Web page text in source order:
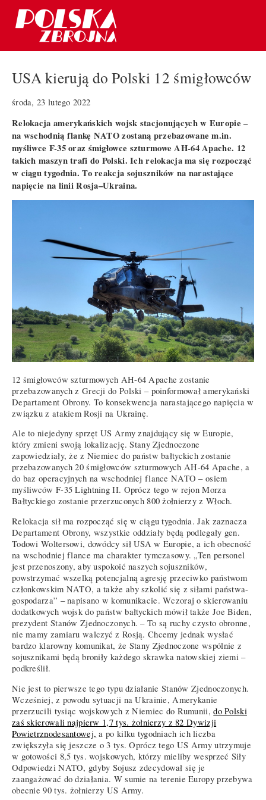
USA kierują do Polski 12 śmigłowców
środa, 23 lutego 2022
Relokacja amerykańskich wojsk stacjonujących w Europie –
na wschodnią flankę NATO zostaną przebazowane m.in.
myśliwce F-35 oraz śmigłowce szturmowe AH-64 Apache. 12
takich maszyn trafi do Polski. Ich relokacja ma się rozpocząć
w ciągu tygodnia. To reakcja sojuszników na narastające
napięcie na linii Rosja–Ukraina.
12 śmigłowców szturmowych AH-64 Apache zostanie
przebazowanych z Grecji do Polski – poinformował amerykański
Departament Obrony. To konsekwencja narastającego napięcia w
związku z atakiem Rosji na Ukrainę.
Ale to niejedyny sprzęt US Army znajdujący się w Europie,
który zmieni swoją lokalizację. Stany Zjednoczone
zapowiedziały, że z Niemiec do państw bałtyckich zostanie
przebazowanych 20 śmigłowców szturmowych AH-64 Apache, a
do baz operacyjnych na wschodniej flance NATO – osiem
myśliwców F-35 Lightning II. Oprócz tego w rejon Morza
Bałtyckiego zostanie przerzuconych 800 żołnierzy z Włoch.
Relokacja sił ma rozpocząć się w ciągu tygodnia. Jak zaznacza
Departament Obrony, wszystkie oddziały będą podlegały gen.
Todowi Woltersowi, dowódcy sił USA w Europie, a ich obecność
na wschodniej flance ma charakter tymczasowy. „Ten personel
jest przenoszony, aby uspokoić naszych sojuszników,
powstrzymać wszelką potencjalną agresję przeciwko państwom
członkowskim NATO, a także aby szkolić się z siłami państwa-
gospodarza” – napisano w komunikacie. Wczoraj o skierowaniu
dodatkowych wojsk do państw bałtyckich mówił także Joe Biden,
prezydent Stanów Zjednoczonych. – To są ruchy czysto obronne,
nie mamy zamiaru walczyć z Rosją. Chcemy jednak wysłać
bardzo klarowny komunikat, że Stany Zjednoczone wspólnie z
sojusznikami będą broniły każdego skrawka natowskiej ziemi –
podkreślił.
Nie jest to pierwsze tego typu działanie Stanów Zjednoczonych.
Wcześniej, z powodu sytuacji na Ukrainie, Amerykanie
przerzucili tysiąc wojskowych z Niemiec do Rumunii,do Polski
zaś skierowali najpierw 1,7 tys. żołnierzy z 82 Dywizji
Powietrznodesantowej, a po kilku tygodniach ich liczba
zwiększyła się jeszcze o 3 tys. Oprócz tego US Army utrzymuje
w gotowości 8,5 tys. wojskowych, którzy mieliby wesprzeć Siły
Odpowiedzi NATO, gdyby Sojusz zdecydował się je
zaangażować do działania. W sumie na terenie Europy przebywa
obecnie 90 tys. żołnierzy US Army.